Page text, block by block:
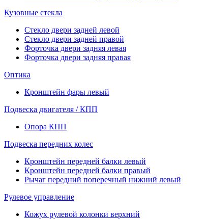
Кузовные стекла
Стекло двери задней левой
Стекло двери задней правой
Форточка двери задняя левая
Форточка двери задняя правая
Оптика
Кронштейн фары левый
Подвеска двигателя / КПП
Опора КПП
Подвеска передних колес
Кронштейн передней балки левый
Кронштейн передней балки правый
Рычаг передний поперечный нижний левый
Рулевое управление
Кожух рулевой колонки верхний